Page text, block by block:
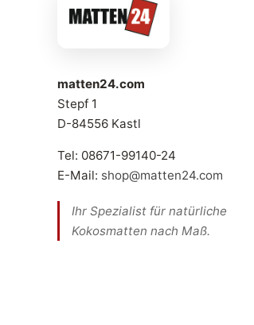
matten24.com
Stepf 1
D-84556 Kastl
Tel: 08671-99140-24
E-Mail: shop@matten24.com
Ihr Spezialist für natürliche
Kokosmatten nach Maß.